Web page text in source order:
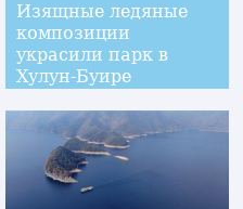
Изящные ледяные
композиции
украсили парк в
Хулун-Буире